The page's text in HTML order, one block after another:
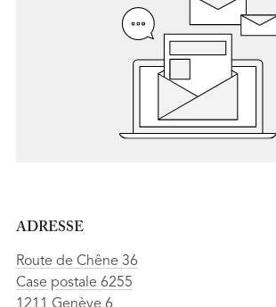
ADRESSE
Route de Chêne 36
Case postale 6255